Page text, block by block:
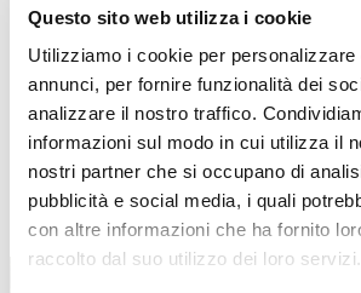
Questo sito web utilizza i cookie
Utilizziamo i cookie per personalizzare
annunci, per fornire funzionalità dei
analizzare il nostro traffico.
informazioni sul modo in cui utilizza il
nostri partner che si occupano di
pubblicità e social media, i quali
con altre informazioni che ha fornito
raccolto dal suo utilizzo dei loro servizi.
TUTTE LE CATEGORIE DEL MAGAZINE